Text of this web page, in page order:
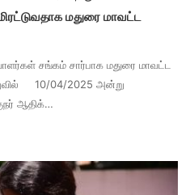
மதுரை மாவட்ட
சங்கம் சார்பாக மதுரை மாவட்ட
10/04/2025 அன்று
ஆதிக்…